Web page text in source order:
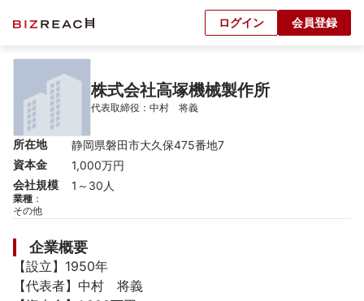
ログイン 会員登録
株式会社高塚機械製作所
代表取締役：中村　将義
所在地
静岡県磐田市大久保475番地7
資本金
1,000万円
会社規模
1～30人
業種 ：
その他
企業概要
【設立】1950年
【代表者】中村　将義